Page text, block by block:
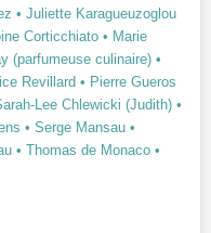
• Juliette Karagueuzoglou
Corticchiato • Marie
(parfumeuse culinaire) •
Revillard • Pierre Gueros
Lee Chlewicki (Judith) •
• Serge Mansau •
• Thomas de Monaco •